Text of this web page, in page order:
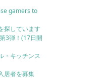
gamers to
探しています
3弾！(17日開
・キッチンス
居者を募集